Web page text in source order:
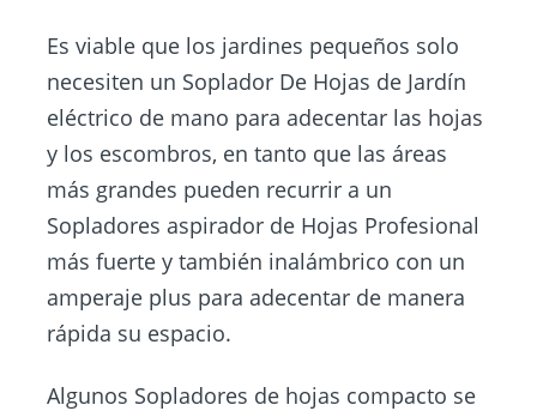
Es viable que los jardines pequeños solo
necesiten un Soplador De Hojas de Jardín
eléctrico de mano para adecentar las hojas
y los escombros, en tanto que las áreas
más grandes pueden recurrir a un
Sopladores aspirador de Hojas Profesional
más fuerte y también inalámbrico con un
amperaje plus para adecentar de manera
rápida su espacio.
Algunos Sopladores de hojas compacto se